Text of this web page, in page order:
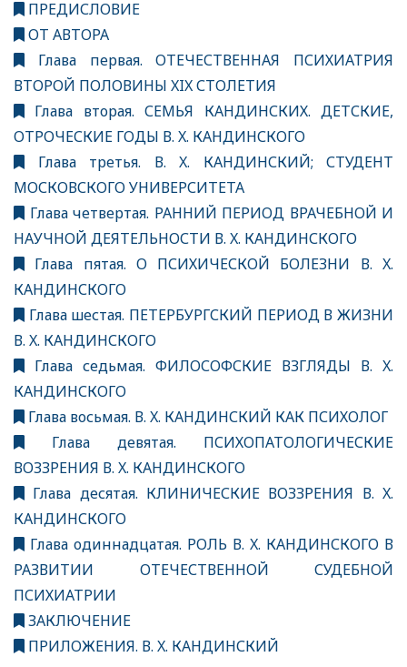
ПРЕДИСЛОВИЕ
ОТ АВТОРА
Глава первая. ОТЕЧЕСТВЕННАЯ ПСИХИАТРИЯ
ВТОРОЙ ПОЛОВИНЫ XIX СТОЛЕТИЯ
Глава вторая. СЕМЬЯ КАНДИНСКИХ. ДЕТСКИЕ,
ОТРОЧЕСКИЕ ГОДЫ В. X. КАНДИНСКОГО
Глава третья. В. X. КАНДИНСКИЙ; СТУДЕНТ
МОСКОВСКОГО УНИВЕРСИТЕТА
Глава четвертая. РАННИЙ ПЕРИОД ВРАЧЕБНОЙ И
НАУЧНОЙ ДЕЯТЕЛЬНОСТИ В. X. КАНДИНСКОГО
Глава пятая. О ПСИХИЧЕСКОЙ БОЛЕЗНИ В. X.
КАНДИНСКОГО
Глава шестая. ПЕТЕРБУРГСКИЙ ПЕРИОД В ЖИЗНИ
В. X. КАНДИНСКОГО
Глава седьмая. ФИЛОСОФСКИЕ ВЗГЛЯДЫ В. X.
КАНДИНСКОГО
Глава восьмая. В. X. КАНДИНСКИЙ КАК ПСИХОЛОГ
Глава девятая. ПСИХОПАТОЛОГИЧЕСКИЕ
ВОЗЗРЕНИЯ В. X. КАНДИНСКОГО
Глава десятая. КЛИНИЧЕСКИЕ ВОЗЗРЕНИЯ В. X.
КАНДИНСКОГО
Глава одиннадцатая. РОЛЬ В. X. КАНДИНСКОГО В
РАЗВИТИИ ОТЕЧЕСТВЕННОЙ СУДЕБНОЙ
ПСИХИАТРИИ
ЗАКЛЮЧЕНИЕ
ПРИЛОЖЕНИЯ. В. X. КАНДИНСКИЙ